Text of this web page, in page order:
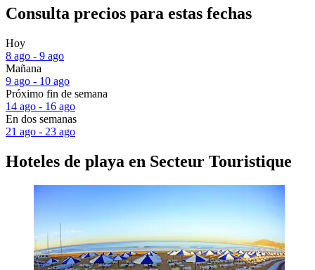
Consulta precios para estas fechas
Hoy
8 ago - 9 ago
Mañana
9 ago - 10 ago
Próximo fin de semana
14 ago - 16 ago
En dos semanas
21 ago - 23 ago
Hoteles de playa en Secteur Touristique